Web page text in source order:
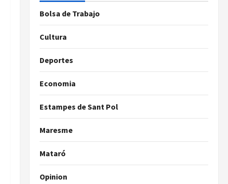
Bolsa de Trabajo
Cultura
Deportes
Economia
Estampes de Sant Pol
Maresme
Mataró
Opinion